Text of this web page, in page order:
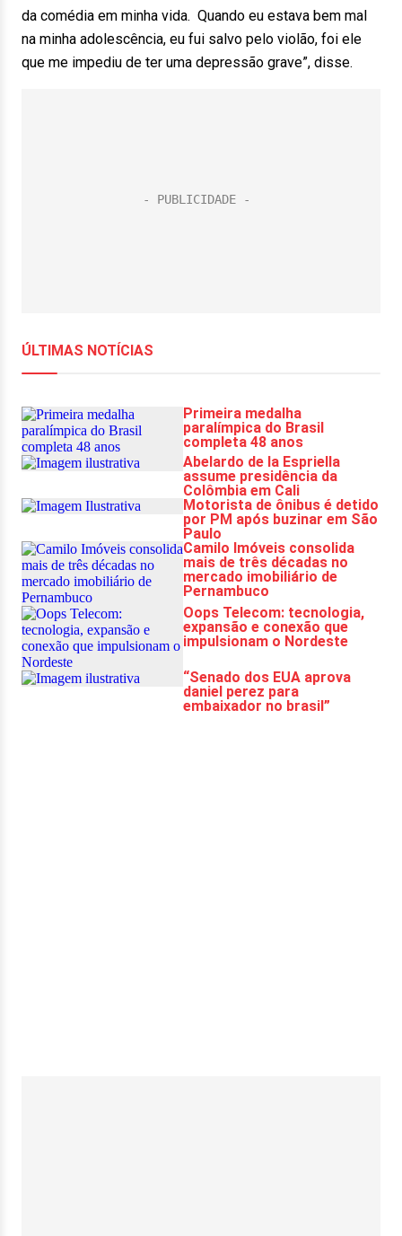
da comédia em minha vida. Quando eu estava bem mal
na minha adolescência, eu fui salvo pelo violão, foi ele
que me impediu de ter uma depressão grave”, disse.